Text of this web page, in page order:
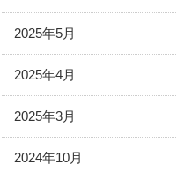
2025年5月
2025年4月
2025年3月
2024年10月